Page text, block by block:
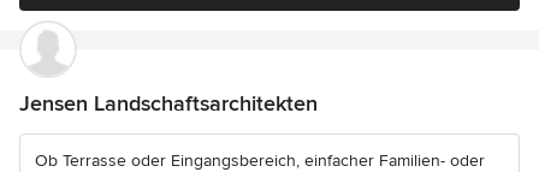
Jensen Landschaftsarchitekten
Ob Terrasse oder Eingangsbereich, einfacher Familien- oder